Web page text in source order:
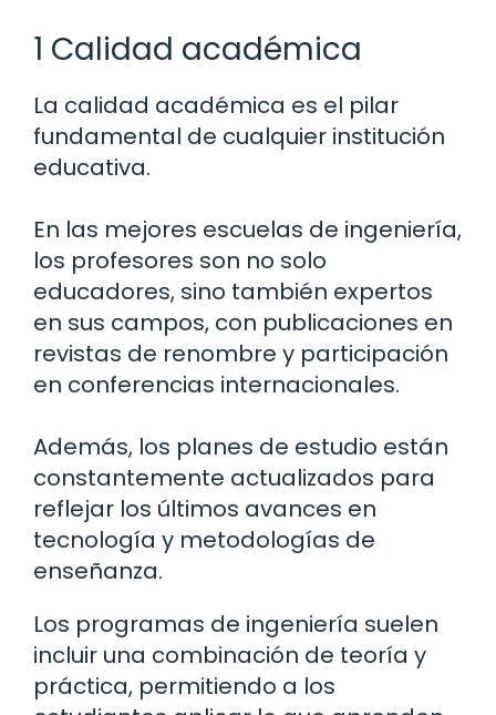
1 Calidad académica
La calidad académica es el pilar
fundamental de cualquier institución
educativa.
En las mejores escuelas de ingeniería,
los profesores son no solo
educadores, sino también expertos
en sus campos, con publicaciones en
revistas de renombre y participación
en conferencias internacionales.
Además, los planes de estudio están
constantemente actualizados para
reflejar los últimos avances en
tecnología y metodologías de
enseñanza.
Los programas de ingeniería suelen
incluir una combinación de teoría y
práctica, permitiendo a los